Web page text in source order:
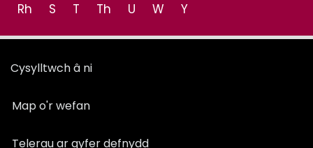
Rh
S T Th U W Y
Cysylltwch â ni
Map o'r wefan
Telerau ar gyfer defnydd